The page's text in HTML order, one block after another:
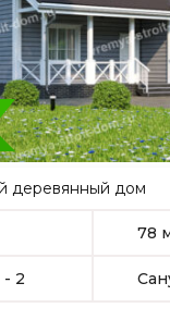
деревянный дом
78
- 2